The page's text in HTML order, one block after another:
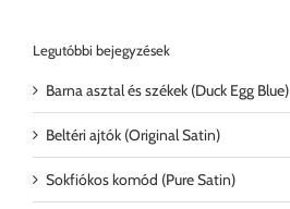
Legutóbbi bejegyzések
Barna asztal és székek (Duck Egg Blue)
Beltéri ajtók (Original Satin)
Sokfiókos komód (Pure Satin)